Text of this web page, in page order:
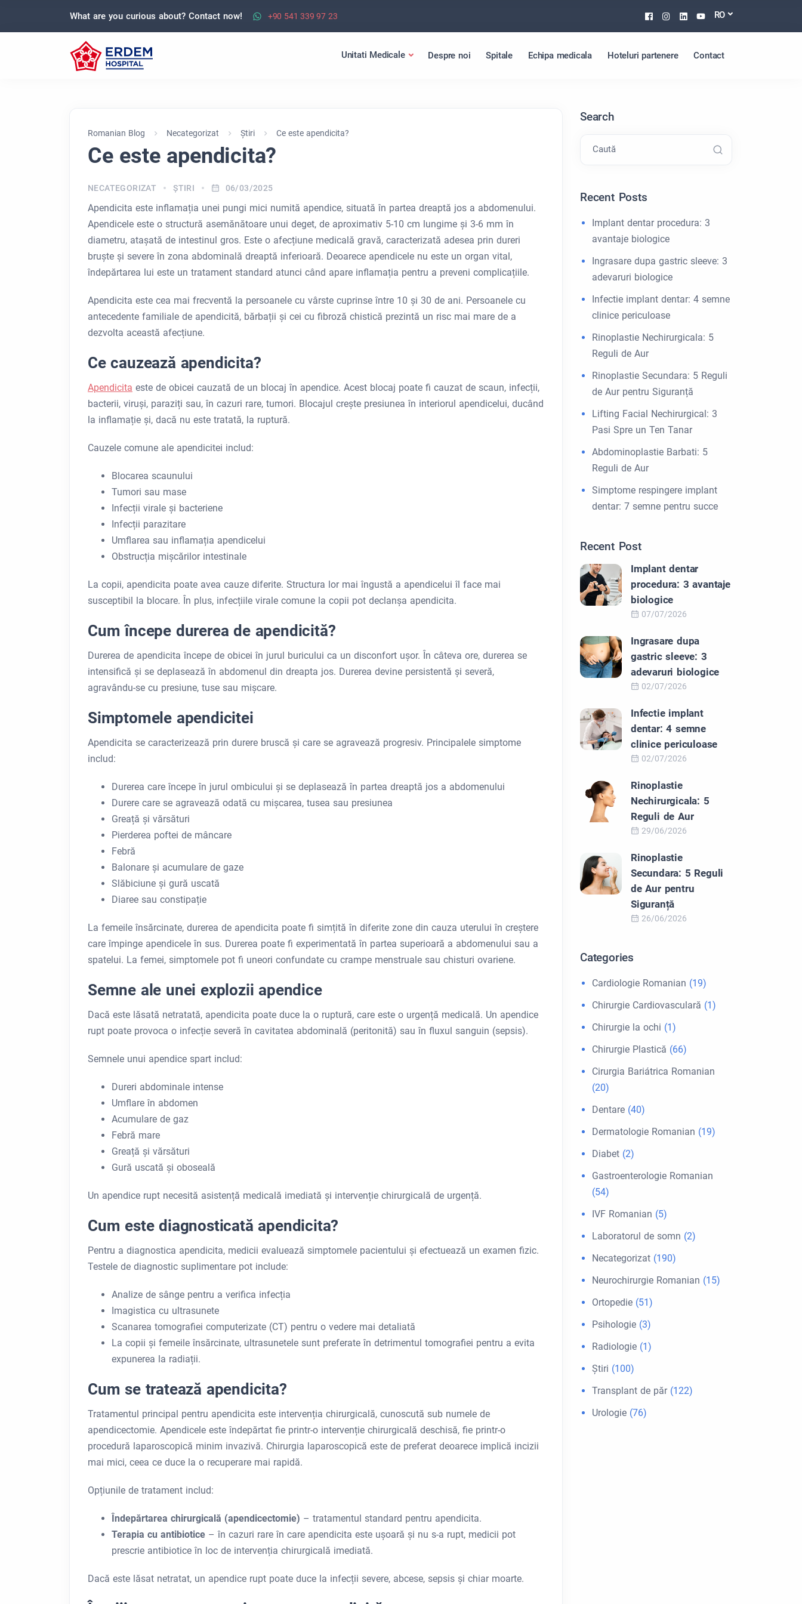
What are you curious about? Contact now! +90 541 339 97 23 Facebook
Instagram
Linkedin
Youtube
RO
Unitati Medicale Despre noi Spitale Echipa medicala Hoteluri partenere Contact
Romanian Blog Necategorizat Ştiri Ce este apendicita?
Ce este apendicita?
NECATEGORIZAT ŞTIRI 06/03/2025
Apendicita este inflamația unei pungi mici numită apendice, situată în partea dreaptă jos a abdomenului.
Apendicele este o structură asemănătoare unui deget, de aproximativ 5-10 cm lungime și 3-6 mm în
diametru, atașată de intestinul gros. Este o afecțiune medicală gravă, caracterizată adesea prin dureri
bruște și severe în zona abdominală dreaptă inferioară. Deoarece apendicele nu este un organ vital,
îndepărtarea lui este un tratament standard atunci când apare inflamația pentru a preveni complicațiile.
Apendicita este cea mai frecventă la persoanele cu vârste cuprinse între 10 și 30 de ani. Persoanele cu
antecedente familiale de apendicită, bărbații și cei cu fibroză chistică prezintă un risc mai mare de a
dezvolta această afecțiune.
Ce cauzează apendicita?
Apendicita este de obicei cauzată de un blocaj în apendice. Acest blocaj poate fi cauzat de scaun, infecții,
bacterii, viruși, paraziți sau, în cazuri rare, tumori. Blocajul crește presiunea în interiorul apendicelui, ducând
la inflamație și, dacă nu este tratată, la ruptură.
Cauzele comune ale apendicitei includ:
Blocarea scaunului
Tumori sau mase
Infecții virale și bacteriene
Infecții parazitare
Umflarea sau inflamația apendicelui
Obstrucția mișcărilor intestinale
La copii, apendicita poate avea cauze diferite. Structura lor mai îngustă a apendicelui îl face mai
susceptibil la blocare. În plus, infecțiile virale comune la copii pot declanșa apendicita.
Cum începe durerea de apendicită?
Durerea de apendicita începe de obicei în jurul buricului ca un disconfort ușor. În câteva ore, durerea se
intensifică și se deplasează în abdomenul din dreapta jos. Durerea devine persistentă și severă,
agravându-se cu presiune, tuse sau mișcare.
Simptomele apendicitei
Apendicita se caracterizează prin durere bruscă și care se agravează progresiv. Principalele simptome
includ:
Durerea care începe în jurul ombicului și se deplasează în partea dreaptă jos a abdomenului
Durere care se agravează odată cu mișcarea, tusea sau presiunea
Greață și vărsături
Pierderea poftei de mâncare
Febră
Balonare și acumulare de gaze
Slăbiciune și gură uscată
Diaree sau constipație
La femeile însărcinate, durerea de apendicita poate fi simțită în diferite zone din cauza uterului în creștere
care împinge apendicele în sus. Durerea poate fi experimentată în partea superioară a abdomenului sau a
spatelui. La femei, simptomele pot fi uneori confundate cu crampe menstruale sau chisturi ovariene.
Semne ale unei explozii apendice
Dacă este lăsată netratată, apendicita poate duce la o ruptură, care este o urgență medicală. Un apendice
rupt poate provoca o infecție severă în cavitatea abdominală (peritonită) sau în fluxul sanguin (sepsis).
Semnele unui apendice spart includ:
Dureri abdominale intense
Umflare în abdomen
Acumulare de gaz
Febră mare
Greață și vărsături
Gură uscată și oboseală
Un apendice rupt necesită asistență medicală imediată și intervenție chirurgicală de urgență.
Cum este diagnosticată apendicita?
Pentru a diagnostica apendicita, medicii evaluează simptomele pacientului și efectuează un examen fizic.
Testele de diagnostic suplimentare pot include:
Analize de sânge pentru a verifica infecția
Imagistica cu ultrasunete
Scanarea tomografiei computerizate (CT) pentru o vedere mai detaliată
La copii și femeile însărcinate, ultrasunetele sunt preferate în detrimentul tomografiei pentru a evita
expunerea la radiații.
Cum se tratează apendicita?
Tratamentul principal pentru apendicita este intervenția chirurgicală, cunoscută sub numele de
apendicectomie. Apendicele este îndepărtat fie printr-o intervenție chirurgicală deschisă, fie printr-o
procedură laparoscopică minim invazivă. Chirurgia laparoscopică este de preferat deoarece implică incizii
mai mici, ceea ce duce la o recuperare mai rapidă.
Opțiunile de tratament includ:
Îndepărtarea chirurgicală (apendicectomie) – tratamentul standard pentru apendicita.
Terapia cu antibiotice – în cazuri rare în care apendicita este ușoară și nu s-a rupt, medicii pot
prescrie antibiotice în loc de intervenția chirurgicală imediată.
Dacă este lăsat netratat, un apendice rupt poate duce la infecții severe, abcese, sepsis și chiar moarte.
Search
Caută
Recent Posts
Implant dentar procedura: 3
avantaje biologice
Ingrasare dupa gastric sleeve: 3
adevaruri biologice
Infectie implant dentar: 4 semne
clinice periculoase
Rinoplastie Nechirurgicala: 5
Reguli de Aur
Rinoplastie Secundara: 5 Reguli
de Aur pentru Siguranță
Lifting Facial Nechirurgical: 3
Pasi Spre un Ten Tanar
Abdominoplastie Barbati: 5
Reguli de Aur
Simptome respingere implant
dentar: 7 semne pentru succe
Recent Post
Implant dentar
procedura: 3 avantaje
biologice
07/07/2026
Ingrasare dupa
gastric sleeve: 3
adevaruri biologice
02/07/2026
Infectie implant
dentar: 4 semne
clinice periculoase
02/07/2026
Rinoplastie
Nechirurgicala: 5
Reguli de Aur
29/06/2026
Rinoplastie
Secundara: 5 Reguli
de Aur pentru
Siguranță
26/06/2026
Categories
Cardiologie Romanian (19)
Chirurgie Cardiovasculară (1)
Chirurgie la ochi (1)
Chirurgie Plastică (66)
Cirurgia Bariátrica Romanian
(20)
Dentare (40)
Dermatologie Romanian (19)
Diabet (2)
Gastroenterologie Romanian
(54)
IVF Romanian (5)
Laboratorul de somn (2)
Necategorizat (190)
Neurochirurgie Romanian (15)
Ortopedie (51)
Psihologie (3)
Radiologie (1)
Ştiri (100)
Transplant de păr(122)
Urologie (76)